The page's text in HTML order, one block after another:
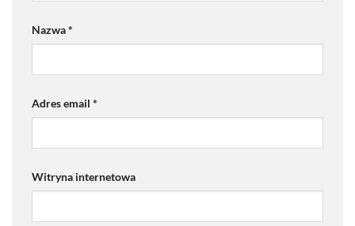
Nazwa*
Adres email *
Witryna internetowa